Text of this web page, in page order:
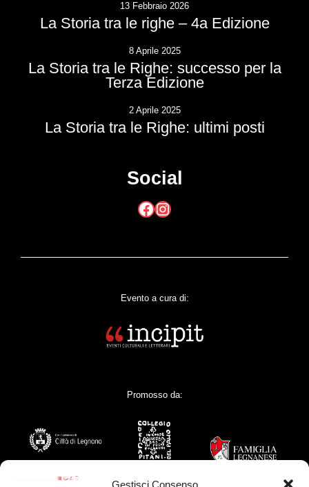
Gestisci Consenso
13 Febbraio 2026
La Storia tra le righe – 4a Edizione
8 Aprile 2025
La Storia tra le Righe: successo per la
Terza Edizione
2 Aprile 2025
La Storia tra le Righe: ultimi posti
Social
Facebook Instagram
Evento a cura di:
Promosso da: